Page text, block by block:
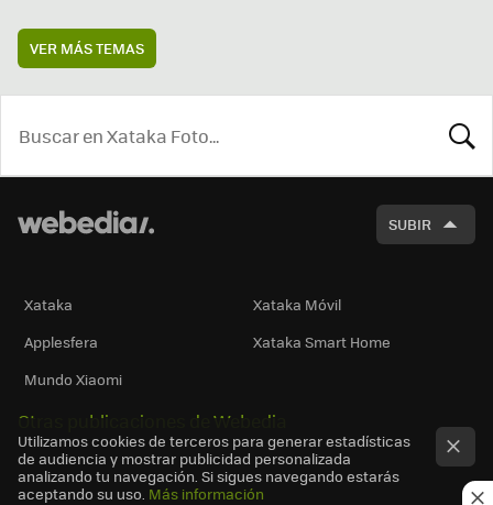
VER MÁS TEMAS
SUBIR
Xataka
Xataka Móvil
Applesfera
Xataka Smart Home
Mundo Xiaomi
Otras publicaciones de Webedia
Utilizamos cookies de terceros para generar estadísticas
de audiencia y mostrar publicidad personalizada
analizando tu navegación. Si sigues navegando estarás
aceptando su uso. Más información